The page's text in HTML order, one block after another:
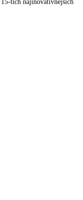
tich najinovatívnejších